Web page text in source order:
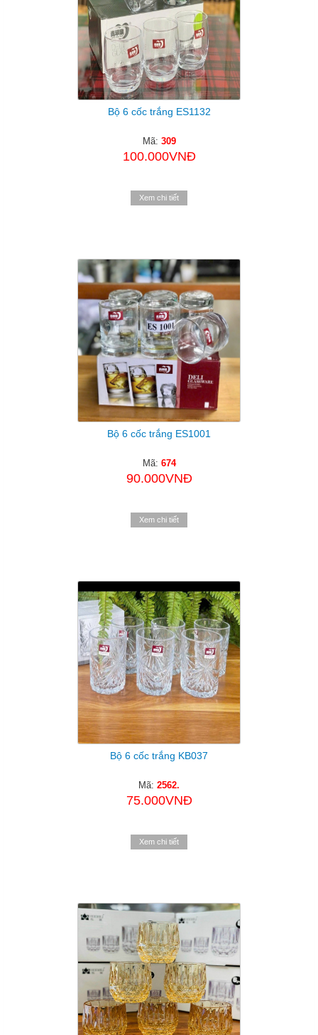
Bộ 6 cốc trắng ES1132
Mã: 309
100.000VNĐ
Xem chi tiết
Bộ 6 cốc trắng ES1001
Mã: 674
90.000VNĐ
Xem chi tiết
Bộ 6 cốc trắng KB037
Mã: 2562.
75.000VNĐ
Xem chi tiết